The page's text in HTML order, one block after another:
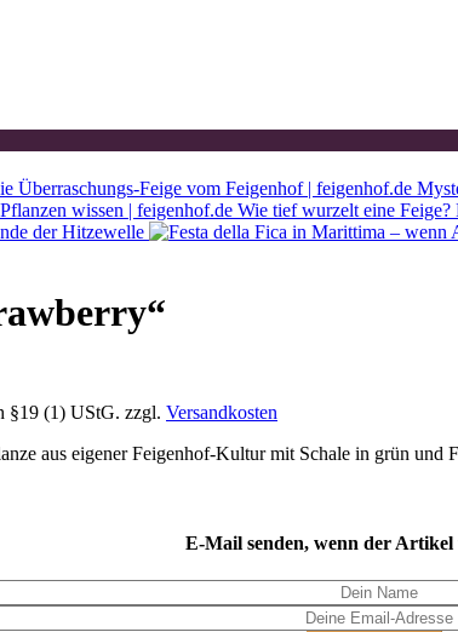
Wie tief wurzelt eine
der Hitzewelle
§19 (1) UStG. zzgl. Versandkosten
aus eigener Feigenhof-Kultur mit Schale in grün
E-Mail senden, wenn der